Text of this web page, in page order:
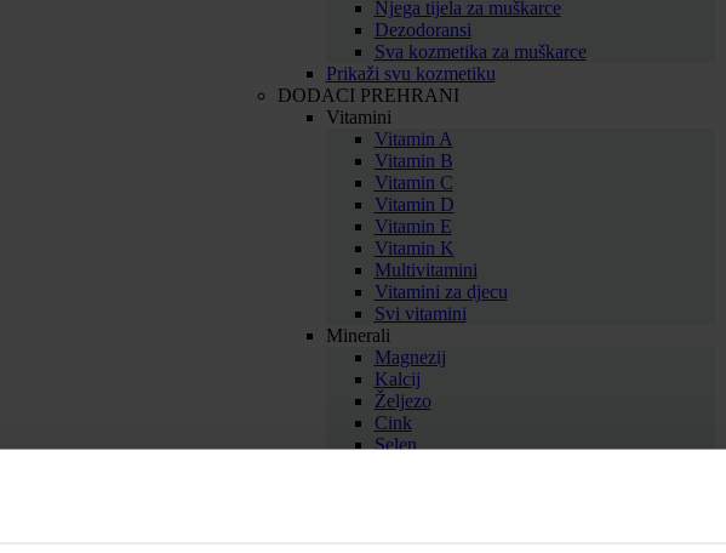
Njega tijela za muškarce
Dezodoransi
Sva kozmetika za muškarce
Prikaži svu kozmetiku
DODACI PREHRANI
Vitamini
Vitamin A
Vitamin B
Vitamin C
Vitamin D
Vitamin E
Vitamin K
Multivitamini
Vitamini za djecu
Svi vitamini
Minerali
Magnezij
Kalcij
Željezo
Cink
Selen